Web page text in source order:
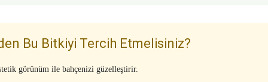
Bu Bitkiyi Tercih Etmelisiniz?
görünüm ile bahçenizi güzelleştirir.